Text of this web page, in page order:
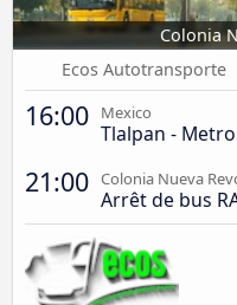
Colonia
Ecos Autotransporte
16:00 Mexico
Tlalpan -
21:00 Colonia Nueva
Arrêt de bus